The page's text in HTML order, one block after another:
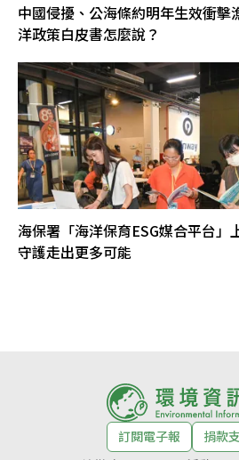
中國侵擾、公海條約明年生效衝擊
洋政策白皮書怎麼說？
海保署「海洋保育ESG媒合平台」
守護走出更多可能
訂閱電子報
捐款